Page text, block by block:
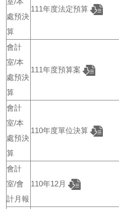
處預決
算
111年度法定預算
會計
室/本
處預決
算
111年度預算案
會計
室/本
處預決
算
110年度單位決算
會計
室/會
計月報
110年12月